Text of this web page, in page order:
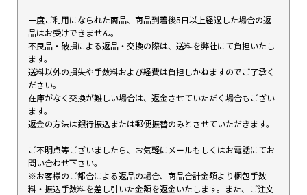
一度ご利用になられた商品、商品到着後5日以上経過した場合の返
品はお受けできません。
不良品・破損による返品・交換の際は、送料を弊社にて負担いたし
ます。
送料以外の損失や手数料および経費は負担しかねますのでご了承く
ださい。
在庫がなく交換が難しい場合は、返金させていただく場合もござい
ます。
返金の方法は銀行振込または郵便振替のみとさせていただきます。
ご不明点等ございましたら、お気軽にメールもしくはお電話にてお
問い合わせ下さい。
※お客様のご都合による返品の場合、商品合計金額より梱包手数
料・振込手数料を差し引いた金額を返金いたします。また、ご注文